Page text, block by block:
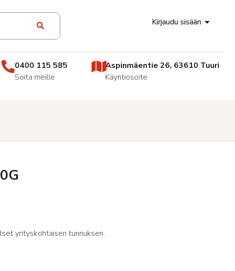
Kirjaudu sisään
0400 115 585
Soita meille
Aspinmäentie 26, 63610 Tuuri
Käyntiosoite
yrityskohtaisen tunnuksen.